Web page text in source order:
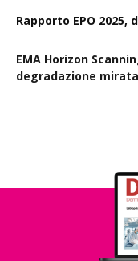
Rapporto EPO
EMA Horizon
degradazione